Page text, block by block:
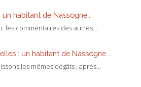
habitant de Nassogne...
les commentaires des autres...
: un habitant de Nassogne...
les mêmes dégâts , après...